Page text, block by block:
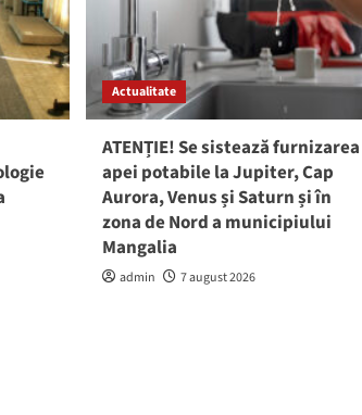
Actualitate
ATENȚIE! Se sistează furnizarea
apei potabile la Jupiter, Cap
Aurora, Venus și Saturn și în
zona de Nord a municipiului
Mangalia
admin 7 august 2026